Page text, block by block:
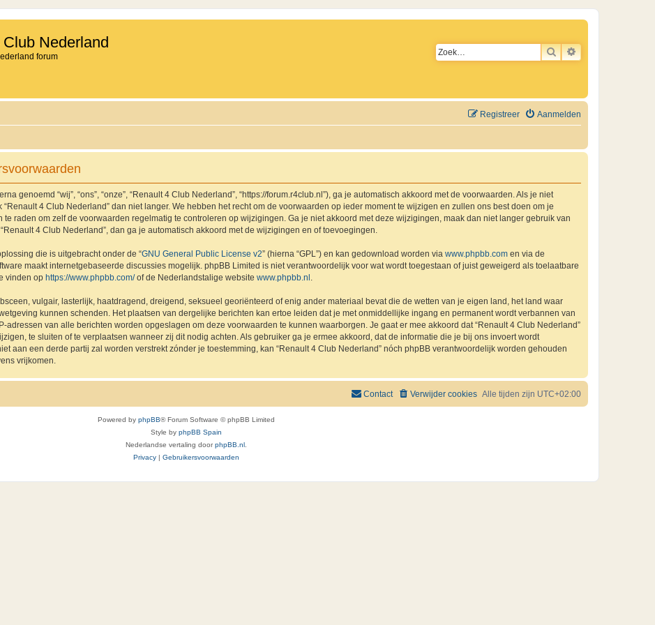
Nederland
forum ZOEKUITGEBREID
Aanmelden
Registreer
genoemd “wij”, “ons”, “onze”, “Renault 4 Club Nederland”, “https://forum.r4club.nl”), ga je automatisch akkoord met de voorwaarden. Als je niet
4 Club Nederland” dan niet langer. We hebben het recht om de voorwaarden op ieder moment te wijzigen en zullen ons best doen om je
raden om zelf de voorwaarden regelmatig te controleren op wijzigingen. Ga je niet akkoord met deze wijzigingen, maak dan niet langer gebruik van
4 Club Nederland”, dan ga je automatisch akkoord met de wijzigingen en of toevoegingen.
die is uitgebracht onder de “GNU General Public License v2” (hierna “GPL”) en kan gedownload worden via www.phpbb.com en via de
maakt internetgebaseerde discussies mogelijk. phpBB Limited is niet verantwoordelijk voor wat wordt toegestaan of juist geweigerd als toelaatbare
vinden op https://www.phpbb.com/of de Nederlandstalige website www.phpbb.nl .
vulgair, lasterlijk, haatdragend, dreigend, seksueel georiënteerd of enig ander materiaal bevat die de wetten van je eigen land, het land waar
kunnen schenden. Het plaatsen van dergelijke berichten kan ertoe leiden dat je met onmiddellijke ingang en permanent wordt verbannen van
adressen van alle berichten worden opgeslagen om deze voorwaarden te kunnen waarborgen. Je gaat er mee akkoord dat “Renault 4 Club Nederland”
te sluiten of te verplaatsen wanneer zij dit nodig achten. Als gebruiker ga je ermee akkoord, dat de informatie die je bij ons invoert wordt
aan een derde partij zal worden verstrekt zónder je toestemming, kan “Renault 4 Club Nederland” nóch phpBB verantwoordelijk worden gehouden
vrijkomen.
Alle tijden zijn UTC+02:00
Verwijder cookies
Contact
Powered by phpBB® Forum Software © phpBB Limited
Style by phpBB Spain
Nederlandse vertaling doorphpBB.nl .
Privacy
Gebruikersvoorwaarden